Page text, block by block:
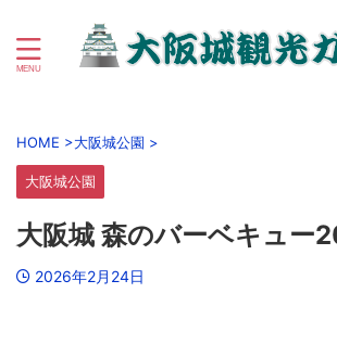
HOME >大阪城公園 >
大阪城公園
大阪城 森のバーベキュー
2026年2月24日